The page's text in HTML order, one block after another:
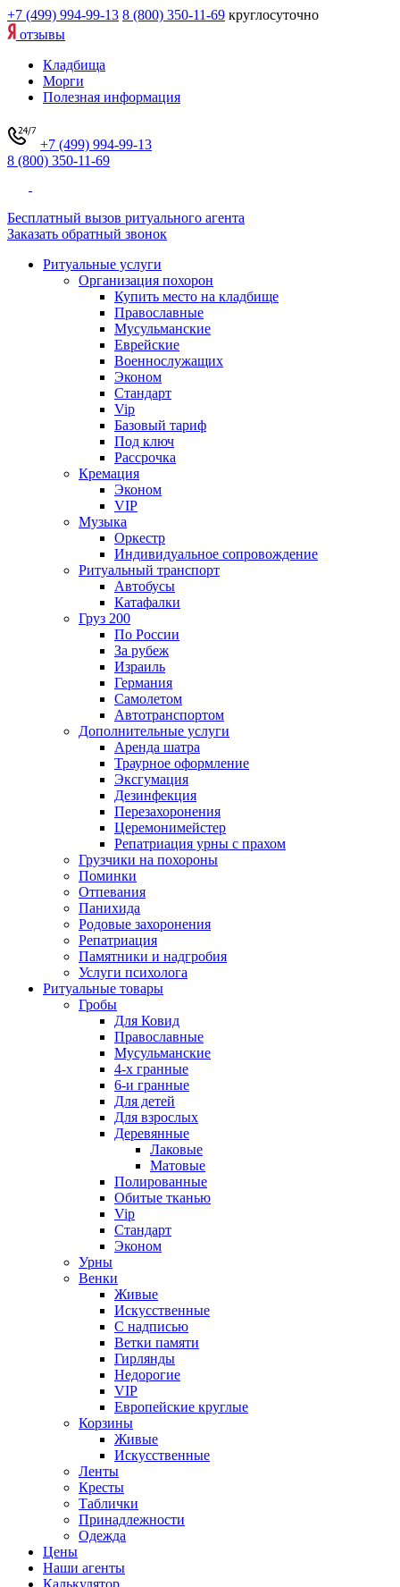
+7 (499) 994-99-13 8 (800) 350-11-69 круглосуточно
отзывы
Кладбища
Морги
Полезная информация
+7 (499) 994-99-13
8 (800) 350-11-69
Бесплатный вызов ритуального агента
Заказать обратный звонок
Ритуальные услуги
Организация похорон
Купить место на кладбище
Православные
Мусульманские
Еврейские
Военнослужащих
Эконом
Стандарт
Vip
Базовый тариф
Под ключ
Рассрочка
Кремация
Эконом
VIP
Музыка
Оркестр
Индивидуальное сопровождение
Ритуальный транспорт
Автобусы
Катафалки
Груз 200
По России
За рубеж
Израиль
Германия
Самолетом
Автотранспортом
Дополнительные услуги
Аренда шатра
Траурное оформление
Эксгумация
Дезинфекция
Перезахоронения
Церемонимейстер
Репатриация урны с прахом
Грузчики на похороны
Поминки
Отпевания
Панихида
Родовые захоронения
Репатриация
Памятники и надгробия
Услуги психолога
Ритуальные товары
Гробы
Для Ковид
Православные
Мусульманские
4-х гранные
6-и гранные
Для детей
Для взрослых
Деревянные
Лаковые
Матовые
Полированные
Обитые тканью
Vip
Стандарт
Эконом
Урны
Венки
Живые
Искусственные
С надписью
Ветки памяти
Гирлянды
Недорогие
VIP
Европейские круглые
Корзины
Живые
Искусственные
Ленты
Кресты
Таблички
Принадлежности
Одежда
Цены
Наши агенты
Калькулятор